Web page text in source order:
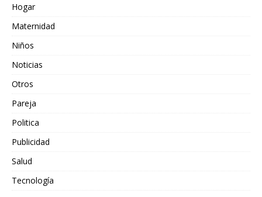
Hogar
Maternidad
Niños
Noticias
Otros
Pareja
Politica
Publicidad
Salud
Tecnología